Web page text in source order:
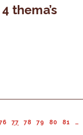
thema’s
77 78 79 80 81 …